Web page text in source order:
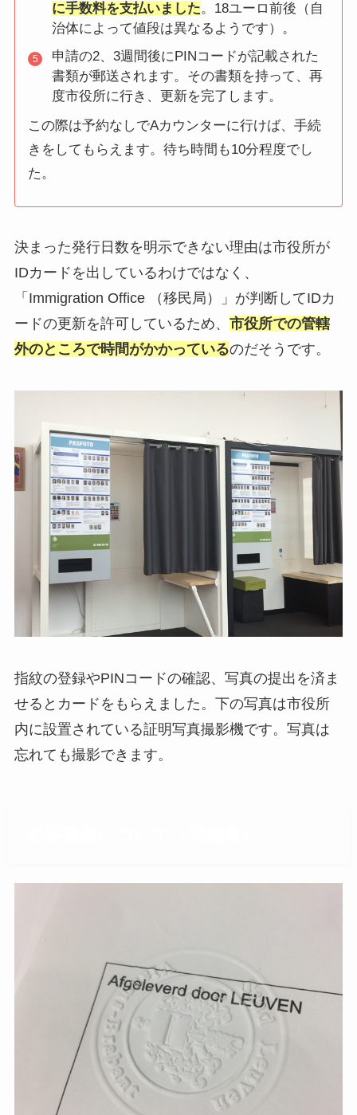
に手数料を支払いました。18ユーロ前後（自
治体によって値段は異なるようです）。
申請の2、3週間後にPINコードが記載された
書類が郵送されます。その書類を持って、再
度市役所に行き、更新を完了します。
この際は予約なしでAカウンターに行けば、手続
きをしてもらえます。待ち時間も10分程度でし
た。
決まった発行日数を明示できない理由は市役所が
IDカードを出しているわけではなく、
「Immigration Office （移民局）」が判断してIDカ
ードの更新を許可しているため、 市役所での管轄
外のところで時間がかかっているのだそうです。
指紋の登録やPINコードの確認、写真の提出を済ま
せるとカードをもらえました。下の写真は市役所
内に設置されている証明写真撮影機です。写真は
忘れても撮影できます。